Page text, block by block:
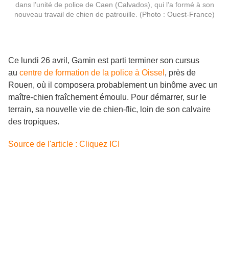
dans l’unité de police de Caen (Calvados), qui l’a formé à son
nouveau travail de chien de patrouille. (Photo : Ouest-France)
Ce lundi 26 avril, Gamin est parti terminer son cursus
au centre de formation de la police à Oissel , près de
Rouen, où il composera probablement un binôme avec un
maître-chien fraîchement émoulu. Pour démarrer, sur le
terrain, sa nouvelle vie de chien-flic, loin de son calvaire
des tropiques.
Source de l'article : Cliquez ICI